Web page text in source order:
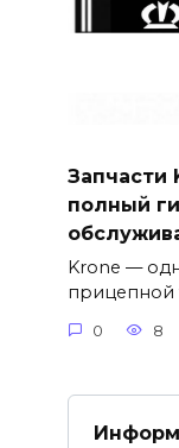
Запчасти
полный
Krone —
прицепной
0 8